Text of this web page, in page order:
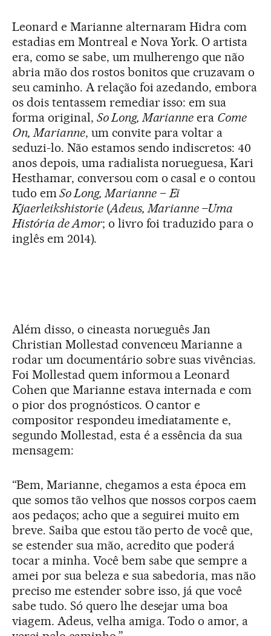
Leonard e Marianne alternaram Hidra com
estadias em Montreal e Nova York. O artista
era, como se sabe, um mulherengo que não
abria mão dos rostos bonitos que cruzavam o
seu caminho. A relação foi azedando, embora
os dois tentassem remediar isso: em sua
forma original, So Long, Marianne era Come
On, Marianne, um convite para voltar a
seduzi-lo. Não estamos sendo indiscretos: 40
anos depois, uma radialista norueguesa, Kari
Hesthamar, conversou com o casal e o contou
tudo emSo Long, Marianne–Ei
Kjaerleikshistorie(Adeus, Marianne –Uma
História de Amor; o livro foi traduzido para o
inglês em 2014).
Além disso, o cineasta norueguês Jan
Christian Mollestad convenceu Marianne a
rodar um documentário sobre suas vivências.
Foi Mollestad quem informou a Leonard
Cohen que Marianne estava internada e com
o pior dos prognósticos. O cantor e
compositor respondeu imediatamente e,
segundo Mollestad, esta é a essência da sua
mensagem:
“Bem, Marianne, chegamos a esta época em
que somos tão velhos que nossos corpos caem
aos pedaços; acho que a seguirei muito em
breve. Saiba que estou tão perto de você que,
se estender sua mão, acredito que poderá
tocar a minha. Você bem sabe que sempre a
amei por sua beleza e sua sabedoria, mas não
preciso me estender sobre isso, já que você
sabe tudo. Só quero lhe desejar uma boa
viagem. Adeus, velha amiga. Todo o amor, a